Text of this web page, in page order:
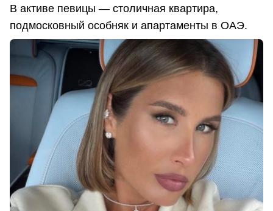
В активе певицы — столичная квартира,
подмосковный особняк и апартаменты в ОАЭ.